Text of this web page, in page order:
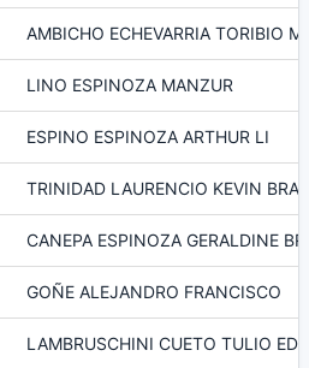
AMBICHO ECHEVARRIA TORIBIO
LINO ESPINOZA MANZUR
ESPINO ESPINOZA ARTHUR LI
TRINIDAD LAURENCIO KEVIN
CANEPA ESPINOZA GERALDINE
GOÑE ALEJANDRO FRANCISCO
LAMBRUSCHINI CUETO TULIO